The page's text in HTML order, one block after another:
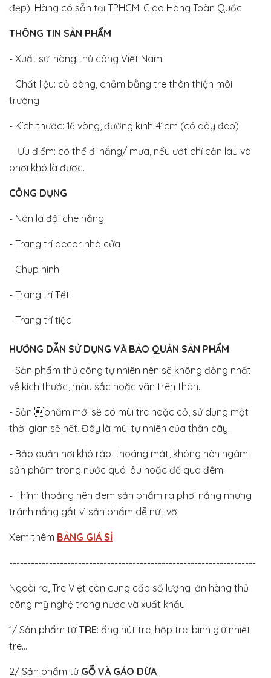
đẹp). Hàng có sẵn tại TPHCM. Giao Hàng Toàn Quốc
THÔNG TIN SẢN PHẨM
- Xuất sứ: hàng thủ công Việt Nam
- Chất liệu: cỏ bàng, chằm bằng tre thân thiện môi
trường
- Kích thước: 16 vòng, đường kính 41cm (có dây đeo)
- Ưu điểm: có thể đi nắng/ mưa, nếu ướt chỉ cần lau và
phơi khô là được.
CÔNG DỤNG
- Nón lá đội che nắng
- Trang trí decor nhà cửa
- Chụp hình
- Trang trí Tết
- Trang trí tiệc
HƯỚNG DẪN SỬ DỤNG VÀ BẢO QUẢN SẢN PHẨM
- Sản phẩm thủ công tự nhiên nên sẽ không đồng nhất
về kích thước, màu sắc hoặc vân trên thân.
- Sản phẩm mới sẽ có mùi tre hoặc cỏ, sử dụng một
thời gian sẽ hết. Đây là mùi tự nhiên của thân cây.
- Bảo quản nơi khô ráo, thoáng mát, không nên ngâm
sản phẩm trong nước quá lâu hoặc để qua đêm.
- Thỉnh thoảng nên đem sản phẩm ra phơi nắng nhưng
tránh nắng gắt vì sản phẩm dễ nứt vỡ.
Xem thêm BẢNG GIÁ SỈ
--------------------------------------------------------------------
Ngoài ra, Tre Việt còn cung cấp số lượng lớn hàng thủ
công mỹ nghệ trong nước và xuất khẩu
1/ Sản phẩm từTRE: ống hút tre, hộp tre, bình giữ nhiệt
tre...
2/ Sản phẩm từ GỖ VÀ GÁO DỪA